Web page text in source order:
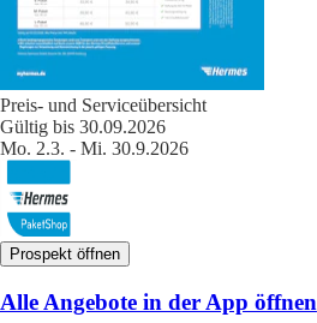
Preis- und Serviceübersicht
Gültig bis 30.09.2026
Mo. 2.3. - Mi. 30.9.2026
Prospekt öffnen
Alle Angebote in der App öffnen